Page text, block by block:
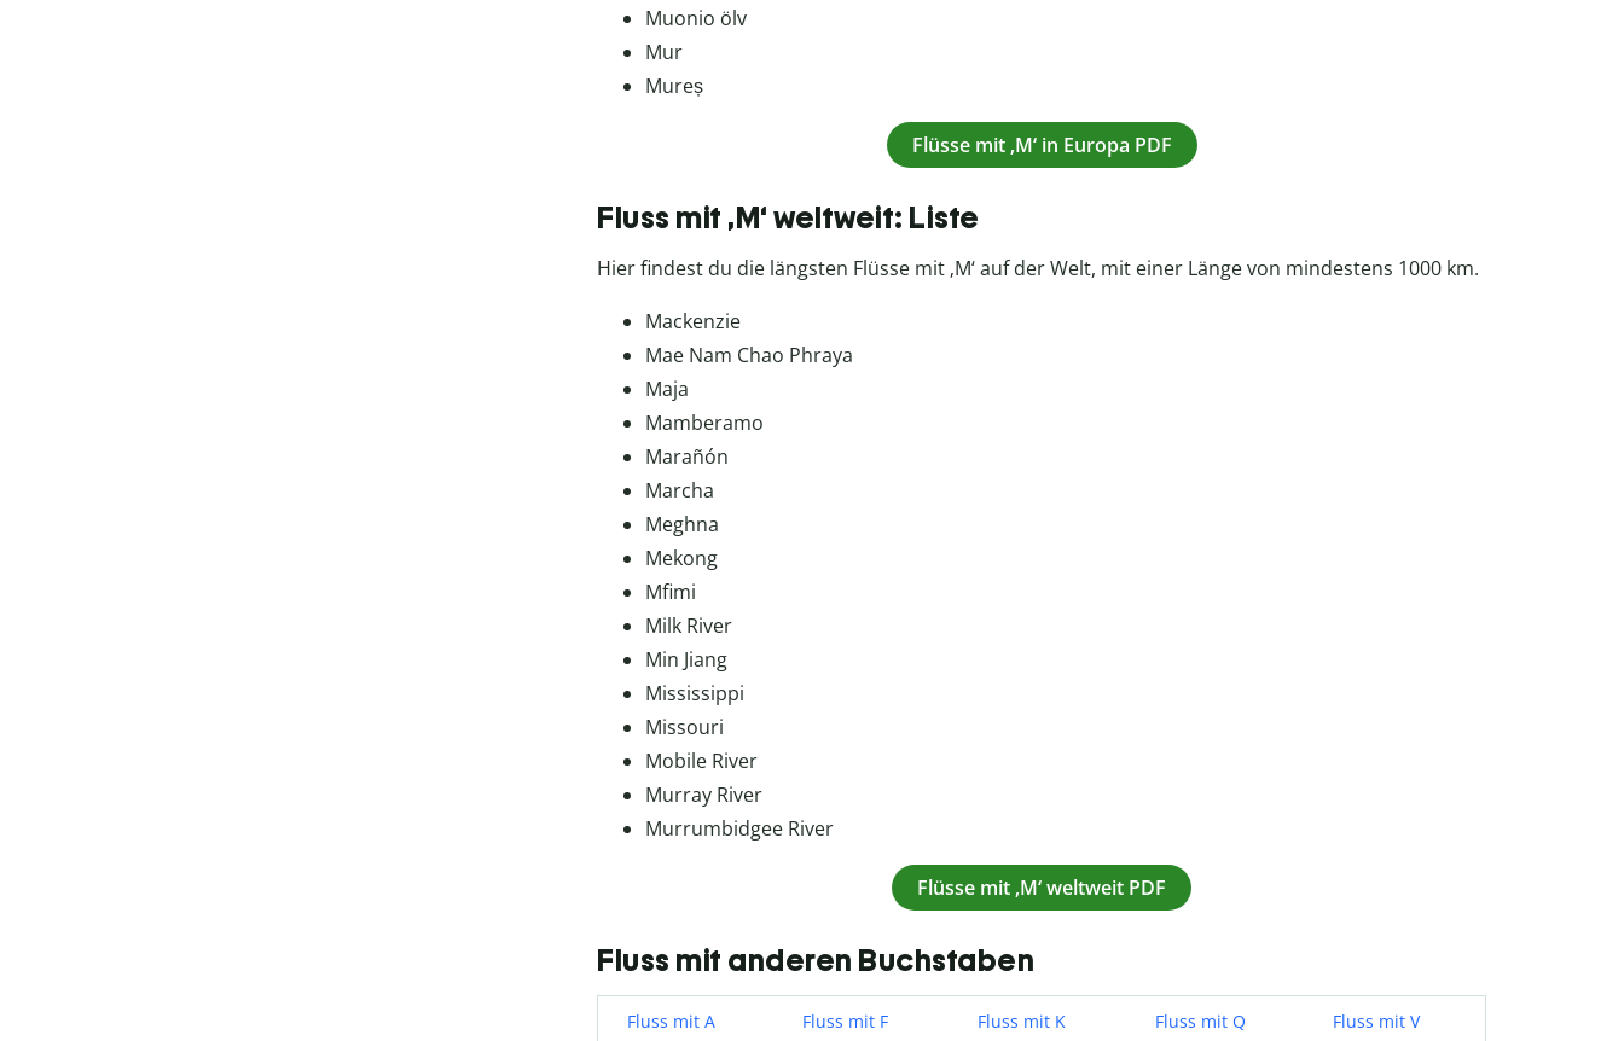
Muonio ölv
Mur
Mureș
Flüsse mit ‚M‘ in Europa PDF
Fluss mit ‚M‘ weltweit: Liste
Hier findest du die längsten Flüsse mit ‚M‘ auf der Welt, mit einer Länge von mindestens 1000 km.
Mackenzie
Mae Nam Chao Phraya
Maja
Mamberamo
Marañón
Marcha
Meghna
Mekong
Mfimi
Milk River
Min Jiang
Mississippi
Missouri
Mobile River
Murray River
Murrumbidgee River
Flüsse mit ‚M‘ weltweit PDF
Fluss mit anderen Buchstaben
Fluss mit A Fluss mit F Fluss mit K Fluss mit Q Fluss mit V